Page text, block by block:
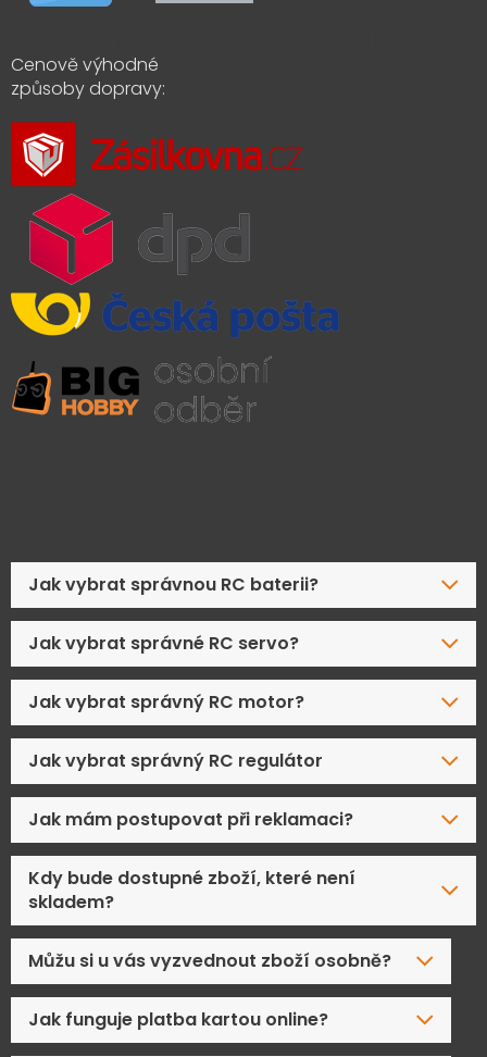
Cenově výhodné
způsoby dopravy:
Jak vybrat správnou RC baterii?
Jak vybrat správné RC servo?
Jak vybrat správný RC motor?
Jak vybrat správný RC regulátor
Jak mám postupovat při reklamaci?
Kdy bude dostupné zboží, které není
skladem?
Můžu si u vás vyzvednout zboží osobně?
Jak funguje platba kartou online?